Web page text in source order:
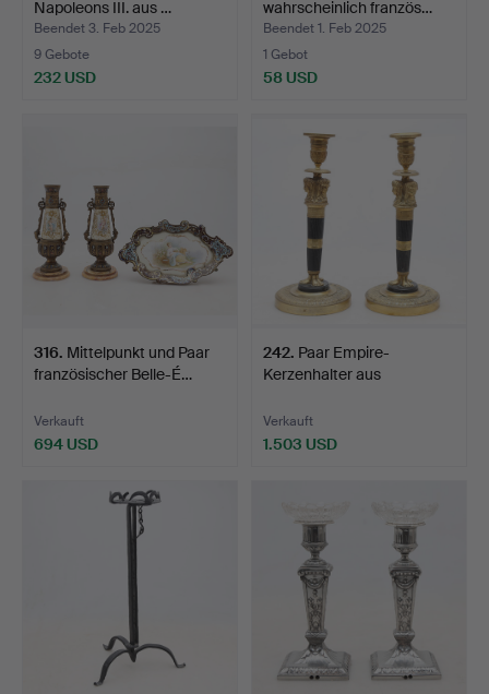
Napoleons III. aus …
Beendet 3. Feb 2025
9 Gebote
232 USD
wahrscheinlich französ…
Beendet 1. Feb 2025
1 Gebot
58 USD
316. Mittelpunkt und Paar
französischer Belle-É…
Verkauft
694 USD
242. Paar Empire-
Kerzenhalter aus
Verkauft
1.503 USD